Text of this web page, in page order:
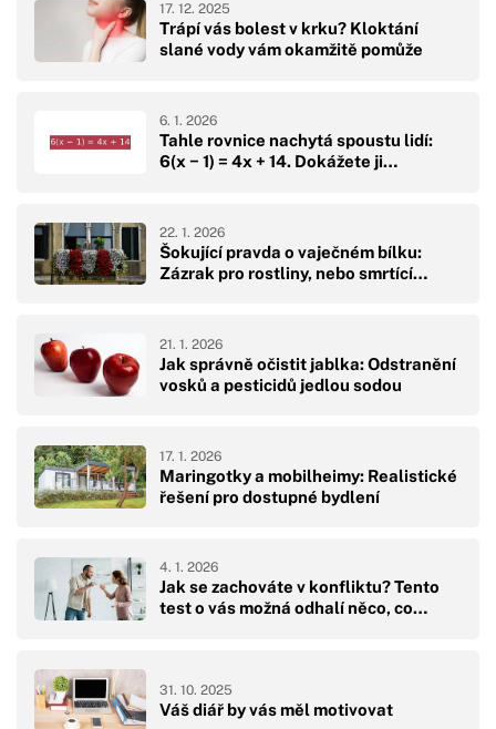
Trápí vás bolest v krku? Kloktání
slané vody vám okamžitě pomůže
17. 12. 2025
Tahle rovnice nachytá spoustu lidí:
6(x − 1) = 4x + 14. Dokážete ji…
6. 1. 2026
Šokující pravda o vaječném bílku:
Zázrak pro rostliny, nebo smrtící…
22. 1. 2026
Jak správně očistit jablka: Odstranění
vosků a pesticidů jedlou sodou
21. 1. 2026
Maringotky a mobilheimy: Realistické
řešení pro dostupné bydlení
17. 1. 2026
Jak se zachováte v konfliktu? Tento
test o vás možná odhalí něco, co…
4. 1. 2026
Váš diář by vás měl motivovat
31. 10. 2025